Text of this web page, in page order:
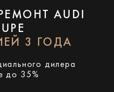
AUDI
3 ГОДА
дилера
до 35%